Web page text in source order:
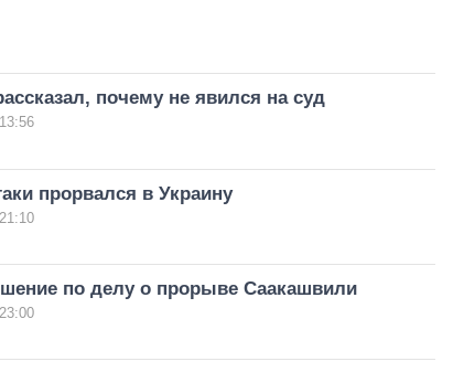
почему не явился на суд
прорвался в Украину
по делу о прорыве Саакашвили